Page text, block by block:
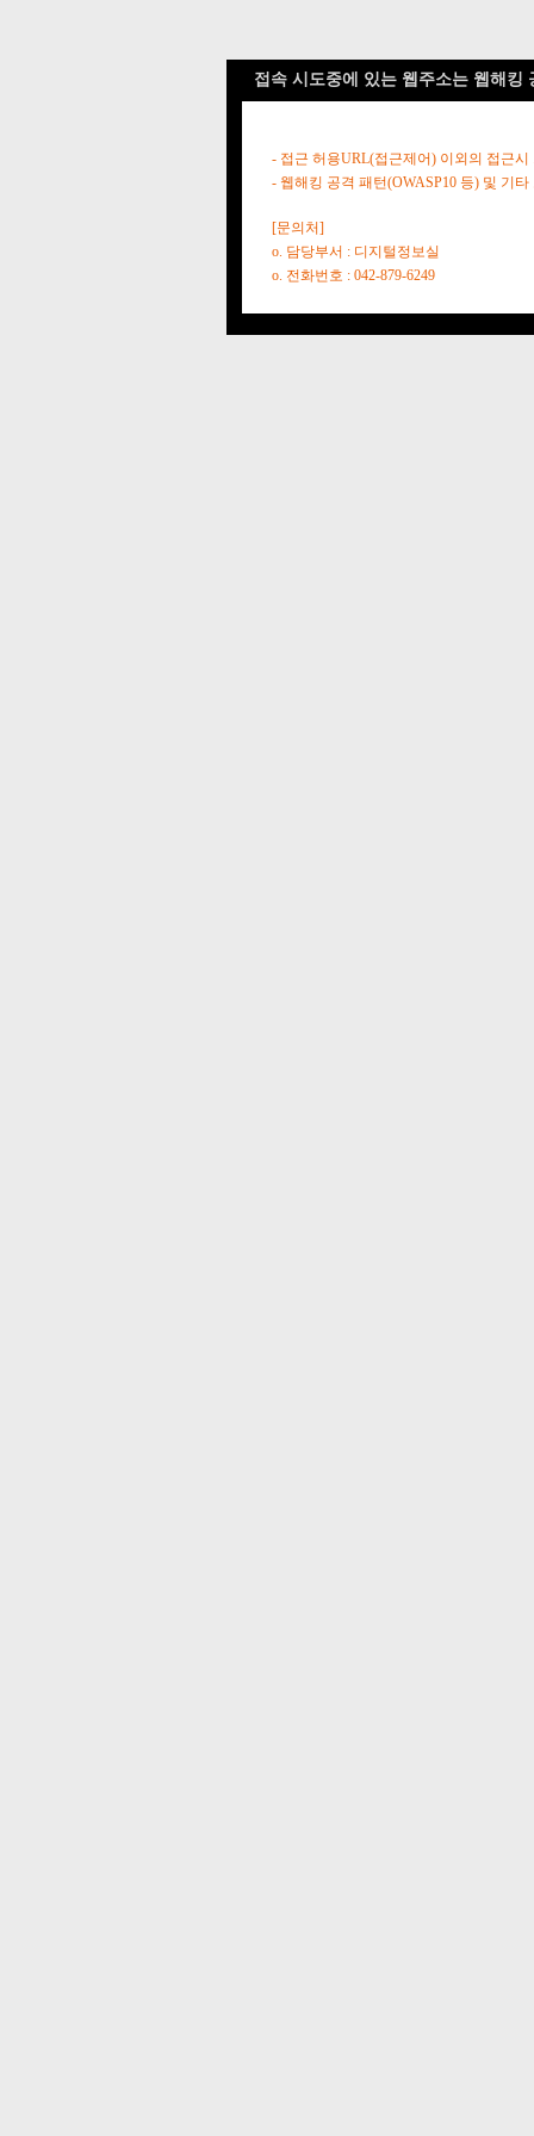
접속 시도중에 있는 웹주소는 웹해킹
- 접근 허용URL(접근제어) 이외의 접근시
- 웹해킹 공격 패턴(OWASP10 등) 및 기
[문의처]
o. 담당부서 : 디지털정보실
o. 전화번호 : 042-879-6249